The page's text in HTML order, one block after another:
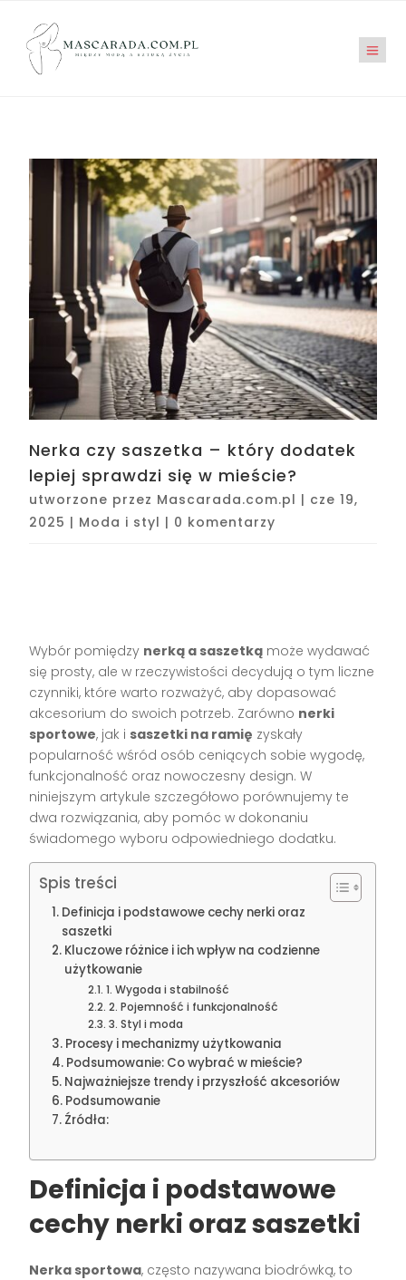
Nerka czy saszetka – który dodatek
lepiej sprawdzi się w mieście?
utworzone przez Mascarada.com.pl | cze 19,
2025 | Moda i styl | 0 komentarzy
Wybór pomiędzy nerką a saszetką może wydawać
się prosty, ale w rzeczywistości decydują o tym liczne
czynniki, które warto rozważyć, aby dopasować
akcesorium do swoich potrzeb. Zarówno nerki
sportowe, jak i saszetki na ramię zyskały
popularność wśród osób ceniących sobie wygodę,
funkcjonalność oraz nowoczesny design. W
niniejszym artykule szczegółowo porównujemy te
dwa rozwiązania, aby pomóc w dokonaniu
świadomego wyboru odpowiedniego dodatku.
Spis treści
Definicja i podstawowe cechy nerki oraz
saszetki
Kluczowe różnice i ich wpływ na codzienne
użytkowanie
1. Wygoda i stabilność
2. Pojemność i funkcjonalność
3. Styl i moda
Procesy i mechanizmy użytkowania
Podsumowanie: Co wybrać w mieście?
Najważniejsze trendy i przyszłość akcesoriów
Podsumowanie
Źródła:
Definicja i podstawowe
cechy nerki oraz saszetki
Nerka sportowa, często nazywana biodrówką, to